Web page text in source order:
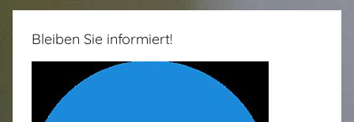
Bleiben Sie informiert!